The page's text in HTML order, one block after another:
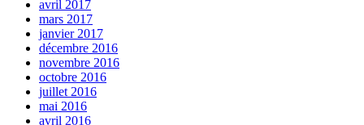
avril 2017
mars 2017
janvier 2017
décembre 2016
novembre 2016
octobre 2016
juillet 2016
mai 2016
avril 2016